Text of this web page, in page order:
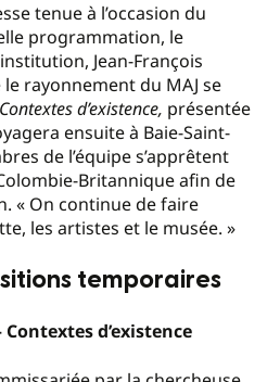
tenue à l’occasion du
programmation, le
Jean-François
rayonnement du MAJ se
Contextes d’existence, présentée
ensuite à Baie-Saint-
de l’équipe s’apprêtent
Britannique afin de
« On continue de faire
les artistes et le musée. »
temporaires
d’existence